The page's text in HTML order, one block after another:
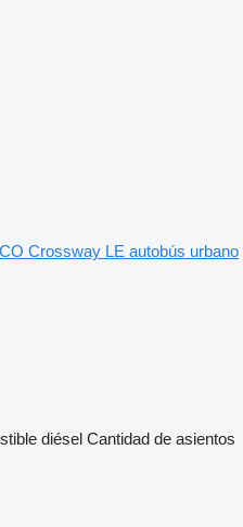
Crossway LE autobús urbano
diésel Cantidad de asientos